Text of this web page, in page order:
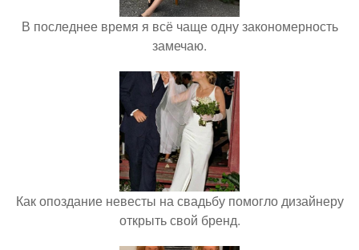
В последнее время я всё чаще одну закономерность
замечаю.
Как опоздание невесты на свадьбу помогло дизайнеру
открыть свой бренд.